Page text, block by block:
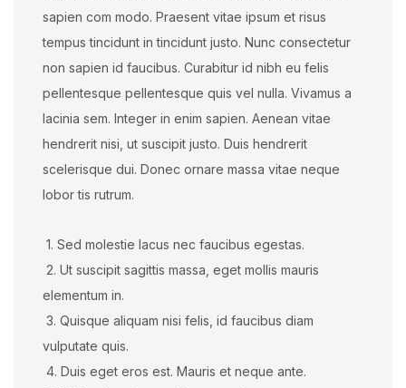
sapien com modo. Praesent vitae ipsum et risus
tempus tincidunt in tincidunt justo. Nunc consectetur
non sapien id faucibus. Curabitur id nibh eu felis
pellentesque pellentesque quis vel nulla. Vivamus a
lacinia sem. Integer in enim sapien. Aenean vitae
hendrerit nisi, ut suscipit justo. Duis hendrerit
scelerisque dui. Donec ornare massa vitae neque
lobor tis rutrum.
1. Sed molestie lacus nec faucibus egestas.
2. Ut suscipit sagittis massa, eget mollis mauris
elementum in.
3. Quisque aliquam nisi felis, id faucibus diam
vulputate quis.
4. Duis eget eros est. Mauris et neque ante.